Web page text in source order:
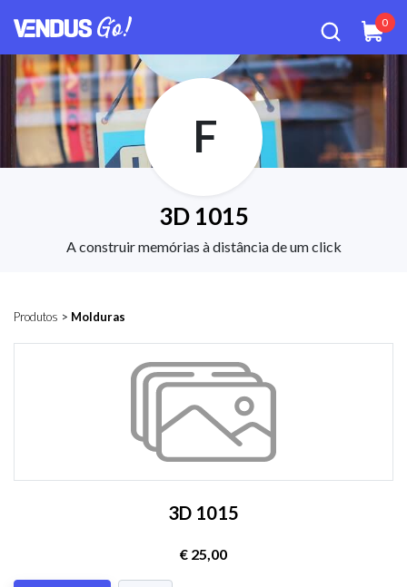
0
F
3D 1015
A construir memórias à distância de um click
Produtos > Molduras
3D 1015
€ 25,00